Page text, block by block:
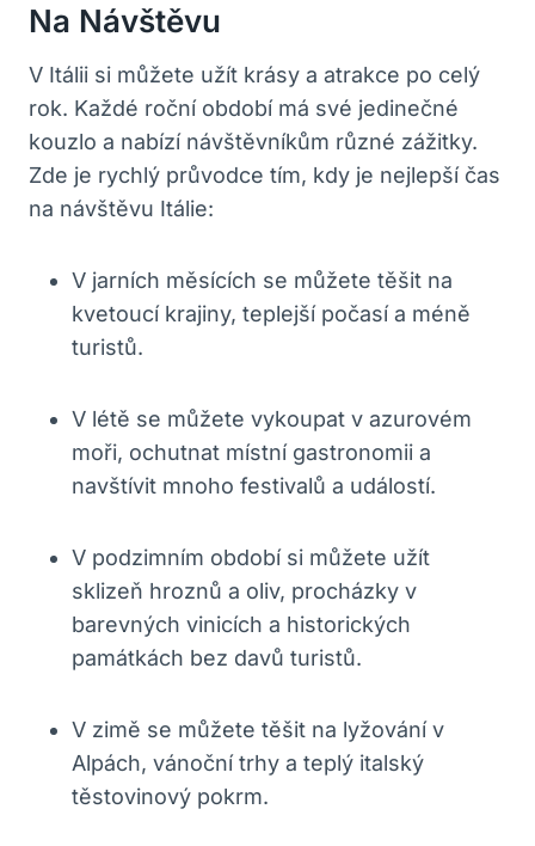
Na Návštěvu
V Itálii si můžete užít krásy a atrakce po celý
rok. Každé roční období má své jedinečné
kouzlo a nabízí návštěvníkům různé zážitky.
Zde je rychlý průvodce tím, kdy je nejlepší čas
na návštěvu Itálie:
V jarních měsících se můžete těšit na
kvetoucí krajiny, teplejší počasí a méně
turistů.
V létě se můžete vykoupat v azurovém
moři, ochutnat místní gastronomii a
navštívit mnoho festivalů a událostí.
V podzimním období si můžete užít
sklizeň hroznů a oliv, procházky v
barevných vinicích a historických
památkách bez davů turistů.
V zimě se můžete těšit na lyžování v
Alpách, vánoční trhy a teplý italský
těstovinový pokrm.